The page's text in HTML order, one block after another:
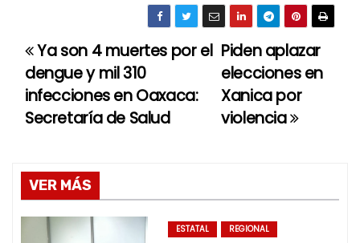
N
a
v
g
a
Piden aplazar
elecciones en
Xanica por
violencia
Ya son 4 muertes por el
dengue y mil 310
infecciones en Oaxaca:
Secretaría de Salud
VER MÁS
ESTATAL REGIONAL